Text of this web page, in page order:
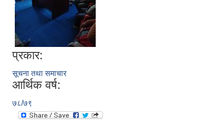
प्रकार:
सूचना तथा समाचार
आर्थिक वर्ष:
७८/७९